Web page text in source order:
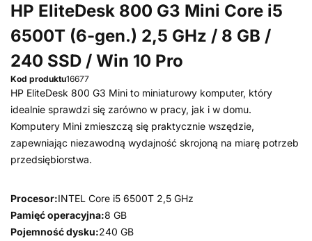
HP EliteDesk 800 G3 Mini Core i5
6500T (6-gen.) 2,5 GHz / 8 GB /
240 SSD / Win 10 Pro
Kod produktu16677
HP EliteDesk 800 G3 Mini to miniaturowy komputer, który
idealnie sprawdzi się zarówno w pracy, jak i w domu.
Komputery Mini zmieszczą się praktycznie wszędzie,
zapewniając niezawodną wydajność skrojoną na miarę potrzeb
przedsiębiorstwa.
Procesor:INTEL Core i5 6500T 2,5 GHz
Pamięć operacyjna:8 GB
Pojemność dysku:240 GB